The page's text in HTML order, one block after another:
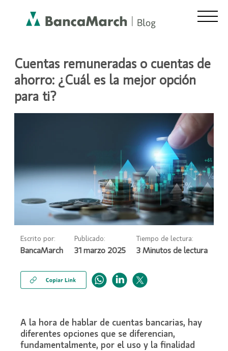
Cuentas remuneradas o cuentas de
ahorro: ¿Cuál es la mejor opción
para ti?
Escrito por:
BancaMarch
Publicado:
31 marzo 2025
Tiempo de lectura:
A la hora de hablar de cuentas bancarias, hay
diferentes opciones que se diferencian,
fundamentalmente, por el uso y la finalidad